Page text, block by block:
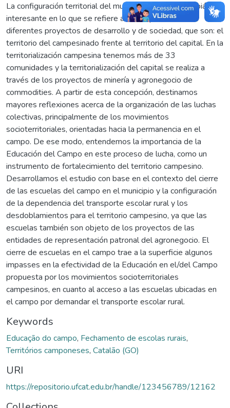
La configuración territorial del municipio de Catalão (Goiás) es
interesante en lo que se refiere a la composición de
diferentes proyectos de desarrollo y de sociedad, que son: el
territorio del campesinado frente al territorio del capital. En la
territorialización campesina tenemos más de 33
comunidades y la territorialización del capital se realiza a
través de los proyectos de minería y agronegocio de
commodities. A partir de esta concepción, destinamos
mayores reflexiones acerca de la organización de las luchas
colectivas, principalmente de los movimientos
socioterritoriales, orientadas hacia la permanencia en el
campo. De ese modo, entendemos la importancia de la
Educación del Campo en este proceso de lucha, como un
instrumento de fortalecimiento del territorio campesino.
Desarrollamos el estudio con base en el contexto del cierre
de las escuelas del campo en el municipio y la configuración
de la dependencia del transporte escolar rural y los
desdoblamientos para el territorio campesino, ya que las
escuelas también son objeto de los proyectos de las
entidades de representación patronal del agronegocio. El
cierre de escuelas en el campo trae a la superficie algunos
impasses en la efectividad de la Educación en el/del Campo
propuesta por los movimientos socioterritoriales
campesinos, en cuanto al acceso a las escuelas ubicadas en
el campo por demandar el transporte escolar rural.
Keywords
Educação do campo, Fechamento de escolas rurais,
Territórios camponeses, Catalão (GO)
URI
https://repositorio.ufcat.edu.br/handle/123456789/12162